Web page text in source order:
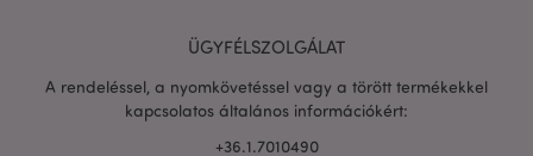
ÜGYFÉLSZOLGÁLAT
A rendeléssel, a nyomkövetéssel vagy a törött termékekkel
kapcsolatos általános információkért:
+36.1.7010490